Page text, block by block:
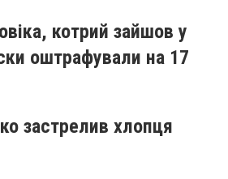
котрий зайшов у
оштрафували на 17
застрелив хлопця